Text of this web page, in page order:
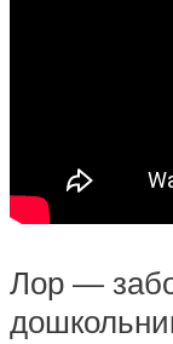
Лор —